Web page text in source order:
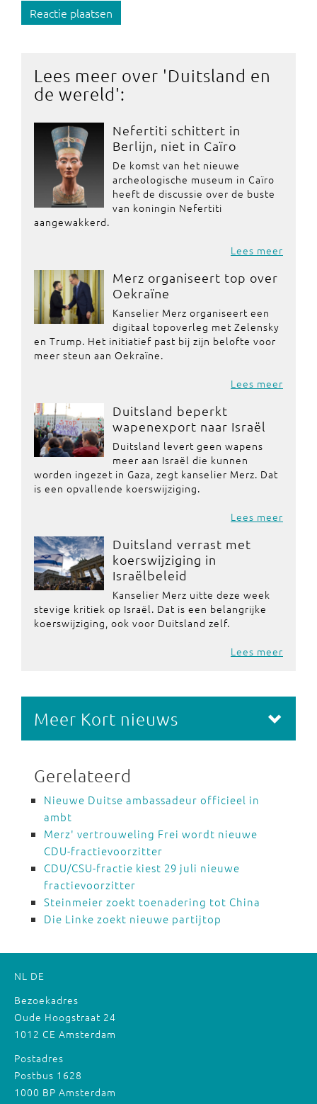
Reactie plaatsen
Lees meer over 'Duitsland en
de wereld':
Nefertiti schittert in
Berlijn, niet in Caïro
De komst van het nieuwe
archeologische museum in Caïro
heeft de discussie over de buste
van koningin Nefertiti
aangewakkerd.
Lees meer
Merz organiseert top over
Oekraïne
Kanselier Merz organiseert een
digitaal topoverleg met Zelensky
en Trump. Het initiatief past bij zijn belofte voor
meer steun aan Oekraïne.
Lees meer
Duitsland beperkt
wapenexport naar Israël
Duitsland levert geen wapens
meer aan Israël die kunnen
worden ingezet in Gaza, zegt kanselier Merz. Dat
is een opvallende koerswijziging.
Lees meer
Duitsland verrast met
koerswijziging in
Israëlbeleid
Kanselier Merz uitte deze week
stevige kritiek op Israël. Dat is een belangrijke
koerswijziging, ook voor Duitsland zelf.
Lees meer
Meer Kort nieuws
Gerelateerd
Nieuwe Duitse ambassadeur officieel in
ambt
Merz' vertrouweling Frei wordt nieuwe
CDU-fractievoorzitter
CDU/CSU-fractie kiest 29 juli nieuwe
fractievoorzitter
Steinmeier zoekt toenadering tot China
Die Linke zoekt nieuwe partijtop
NL DE
Bezoekadres
Oude Hoogstraat 24
1012 CE Amsterdam
Postadres
Postbus 1628
1000 BP Amsterdam